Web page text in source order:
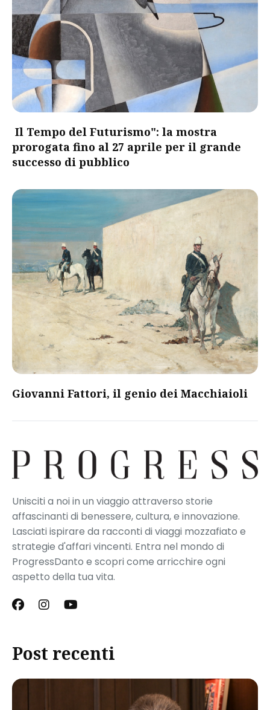
Il Tempo del Futurismo": la mostra
prorogata fino al 27 aprile per il grande
successo di pubblico
Giovanni Fattori, il genio dei Macchiaioli
Unisciti a noi in un viaggio attraverso storie
affascinanti di benessere, cultura, e innovazione.
Lasciati ispirare da racconti di viaggi mozzafiato e
strategie d'affari vincenti. Entra nel mondo di
ProgressDanto e scopri come arricchire ogni
aspetto della tua vita.
Post recenti